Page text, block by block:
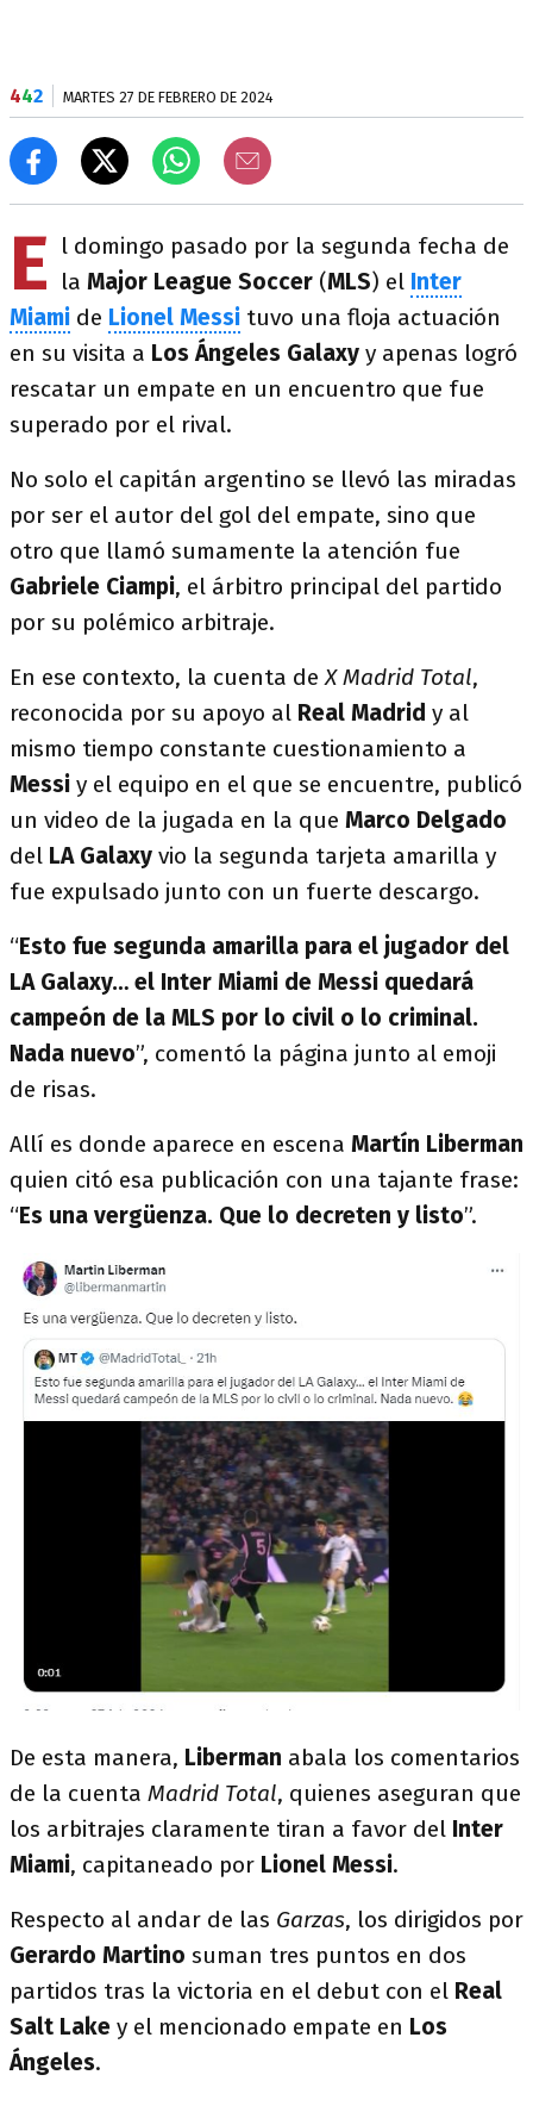
442 MARTES 27 DE FEBRERO DE 2024
E
l domingo pasado por la segunda fecha de
la Major League Soccer (MLS) el Inter
Miami de Lionel Messi tuvo una floja actuación
en su visita a Los Ángeles Galaxy y apenas logró
rescatar un empate en un encuentro que fue
superado por el rival.
No solo el capitán argentino se llevó las miradas
por ser el autor del gol del empate, sino que
otro que llamó sumamente la atención fue
Gabriele Ciampi, el árbitro principal del partido
por su polémico arbitraje.
En ese contexto, la cuenta deX Madrid Total,
reconocida por su apoyo al Real Madrid y al
mismo tiempo constante cuestionamiento a
Messi y el equipo en el que se encuentre, publicó
un video de la jugada en la que Marco Delgado
del LA Galaxy vio la segunda tarjeta amarilla y
fue expulsado junto con un fuerte descargo.
“Esto fue segunda amarilla para el jugador del
LA Galaxy… el Inter Miami de Messi quedará
campeón de la MLS por lo civil o lo criminal.
Nada nuevo”, comentó la página junto al emoji
de risas.
Allí es donde aparece en escena Martín Liberman
quien citó esa publicación con una tajante frase:
“Es una vergüenza. Que lo decreten y listo”.
De esta manera, Liberman abala los comentarios
de la cuenta Madrid Total, quienes aseguran que
los arbitrajes claramente tiran a favor del Inter
Miami, capitaneado por Lionel Messi.
Respecto al andar de las Garzas, los dirigidos por
Gerardo Martino suman tres puntos en dos
partidos tras la victoria en el debut con el Real
Salt Lake y el mencionado empate en Los
Ángeles.